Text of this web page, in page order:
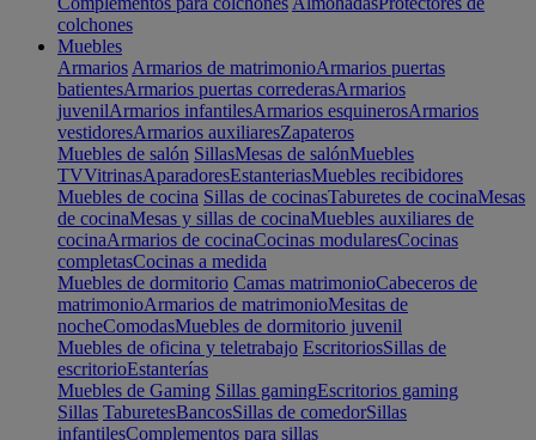
colchones
Muebles
Armarios Armarios de matrimonioArmarios puertas
batientesArmarios puertas correderasArmarios
juvenilArmarios infantilesArmarios esquinerosArmarios
vestidoresArmarios auxiliaresZapateros
Muebles de salón SillasMesas de salónMuebles
TVVitrinasAparadoresEstanteriasMuebles recibidores
Muebles de cocina Sillas de cocinasTaburetes de cocinaMesas
de cocinaMesas y sillas de cocinaMuebles auxiliares de
cocinaArmarios de cocinaCocinas modularesCocinas
completasCocinas a medida
Muebles de dormitorio Camas matrimonioCabeceros de
matrimonioArmarios de matrimonioMesitas de
nocheComodasMuebles de dormitorio juvenil
Muebles de oficina y teletrabajo EscritoriosSillas de
escritorioEstanterías
Muebles de Gaming Sillas gamingEscritorios gaming
Sillas TaburetesBancosSillas de comedorSillas
infantilesComplementos para sillas